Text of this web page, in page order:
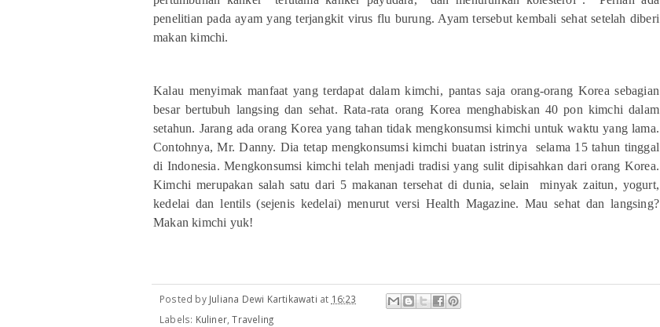
penelitian pada ayam yang terjangkit virus flu burung. Ayam tersebut kembali sehat setelah diberi
makan kimchi.
Kalau menyimak manfaat yang terdapat dalam kimchi, pantas saja orang-orang Korea sebagian
besar bertubuh langsing dan sehat. Rata-rata orang Korea menghabiskan 40 pon kimchi dalam
setahun. Jarang ada orang Korea yang tahan tidak mengkonsumsi kimchi untuk waktu yang lama.
Contohnya, Mr. Danny. Dia tetap mengkonsumsi kimchi buatan istrinya selama 15 tahun tinggal
di Indonesia. Mengkonsumsi kimchi telah menjadi tradisi yang sulit dipisahkan dari orang Korea.
Kimchi merupakan salah satu dari 5 makanan tersehat di dunia, selain minyak zaitun, yogurt,
kedelai dan lentils (sejenis kedelai) menurut versi Health Magazine. Mau sehat dan langsing?
Makan kimchi yuk!
Posted by Juliana Dewi Kartikawati at 16:23
Labels: Kuliner ,Traveling